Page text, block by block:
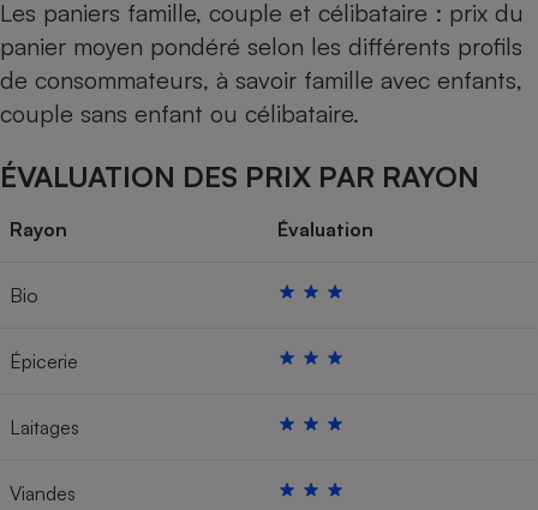
Les paniers famille, couple et célibataire : prix du
panier moyen pondéré selon les différents profils
de consommateurs, à savoir famille avec enfants,
couple sans enfant ou célibataire.
ÉVALUATION DES PRIX PAR RAYON
Rayon Évaluation
Bio
Épicerie
Laitages
Viandes